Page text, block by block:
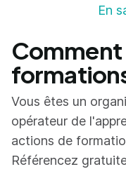
En
Vous êtes un
opérateur de
actions de
Référencez